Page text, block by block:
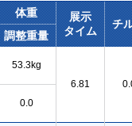
体重
展示
タイム
チ
調整重量
53.3kg
6.81
0.0